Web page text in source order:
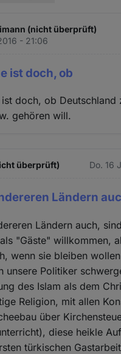
(nicht überprüft)
- 21:06
ist doch, ob
doch, ob Deutschland
gehören will.
überprüft) Do. 16
Ländern
Ländern auch,
"Gäste" willkommen,
wenn sie bleiben
unsere Politiker
des Islam als dem
Religion, mit allen
über
diese heikle
türkischen